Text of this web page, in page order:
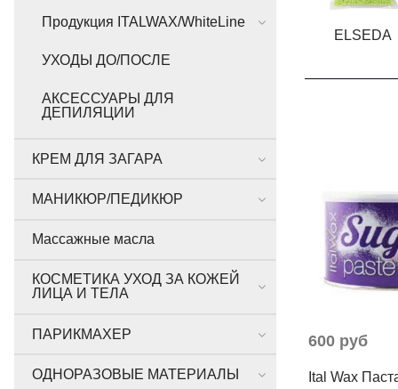
ELSEDA
600 руб
Ital Wax
Продукция ITALWAX/WhiteLine
УХОДЫ ДО/ПОСЛЕ
АКСЕССУАРЫ ДЛЯ
ДЕПИЛЯЦИИ
КРЕМ ДЛЯ ЗАГАРА
МАНИКЮР/ПЕДИКЮР
Массажные масла
КОСМЕТИКА УХОД ЗА КОЖЕЙ
ЛИЦА И ТЕЛА
ПАРИКМАХЕР
ОДНОРАЗОВЫЕ МАТЕРИАЛЫ